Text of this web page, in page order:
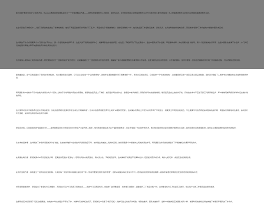
面对这种"速度与信任"之间的矛盾，Hassan教授的研究团队提出了一个全新的解决方案——结构化智能体软件工程框架，简称SASE。这个框架的核心思想是将软件工程分为两个相互配合的领域：为人类服务的软件工程和为AI智能体服务的软件工程。
在这个新的工作模式中，人类工程师的角色发生了根本性转变。他们不再是直接编写代码的"手工艺人"，而是成为了"智能体教练"。就像足球教练一样，他们的主要工作是制定战术、训练队员、在关键时刻做出战略决策，而具体的"踢球"工作则交给AI智能体团队来完成。
这种新的工作方式需要两个专门设计的"工作台"。第一个是智能体指挥环境，这是人类工程师的指挥中心，就像军队的作战指挥室。在这里，工程师可以下达任务指令、监控AI团队的工作进展、审查最终成果，并在需要时提供指导。第二个是智能体执行环境，这是AI团队的专属工作空间，专门为它
们的超强计算能力和不知疲倦的工作特性而优化设计。
为了确保人类和AI之间的有效沟通，研究团队设计了一套标准化的"文档语言"。这就像是建立了一套通用的工作流程手册，确保每个参与者都能理解任务要求和工作标准。这套文档包括任务简报书、工作流程脚本、指导手册等，所有这些都像软件代码一样有版本控制，可以不断改进和完善。
最有趣的是，这个系统还建立了双向的"咨询机制"。当AI遇到复杂问题时，它可以主动生成一个"咨询请求包"，就像学生遇到难题时举手请教老师一样。而当AI完成任务后，它会提交一个"合并就绪包"，这就像厨师完成一道菜后请主厨品尝检验。这种设计确保了人类的专业判断始终在关键时刻发挥作
研究团队将AI在软件工程中的能力发展分为六个层次，类似于自动驾驶汽车的分级系统。最基础的是完全人工编程，然后是代码自动补全，接着是AI辅助编程，再到目标导向的智能编程，最后是完全自主的软件开发。目前的技术水平正处于第三到第四级之间，即AI能够理解高级目标并制定实施计划
的阶段。
这种变革对软件工程教育也提出了新的要求。传统的教育模式主要培养学生成为"代码编写者"，但未来的教育需要培养学生成为"AI团队管理者"。这就像从培养独立工匠转向培养工厂车间主任，需要完全不同的技能组合。学生需要学习的不再是如何熟练地敲代码，而是如何清晰地表达需求、如何设计
工作流程、如何评估和指导AI的工作成果。
研究还发现，目前最成功的"超级程序员"——那些能够获得100倍甚至1000倍生产力提升的工程师，他们的成功秘诀并不在于编程技能本身，而在于掌握了与AI协作的艺术。他们知道如何给AI提供清晰详细的任务说明，如何设置合适的质量标准，如何在AI遇到困难时提供恰当的指导。
从技术角度来看，这种新的工作模式需要解决许多挑战。比如如何确保AI生成的代码质量稳定可靠，如何建立有效的人机协作流程，如何管理多个AI智能体之间的协调合作等。研究团队为每个挑战都提出了详细的解决方案和研究方向。
在质量控制方面，新框架要求AI不仅要提交代码，还要提供完整的"证据包"，证明代码的功能完整性、测试充分性、工程规范性等。这就像餐厅的菜品不仅要味道好，还要提供营养成分表、制作过程记录、食品安全检测报告等。
在协作流程方面，系统建立了结构化的反馈机制。人类的每一次指导和纠错都会被记录下来，形成可重复使用的"指导手册"。这样AI就能从每次互动中学习，逐渐减少犯同样错误的概率，就像学徒通过师傅的反复指导逐渐成为熟练工匠。
对于多智能体协作，研究提出了专业化分工的概念。不同的AI可以专门负责不同的任务——有的专门写界面代码，有的专门处理数据库，有的专门做测试，就像现代工厂的流水线一样。这种专业化分工不仅提高了效率，也让每个AI的工作更容易监督和改进。
这项研究还特别强调了"记忆"的重要性。传统的AI每次都是从零开始工作，就像每天都失忆的员工。新框架让AI具备了"项目记忆"，能够记住之前的工作经验、学到的教训、团队的偏好等。这样AI就能像真正的团队成员一样，随着时间的推移变得越来越了解项目和团队的工作方式。